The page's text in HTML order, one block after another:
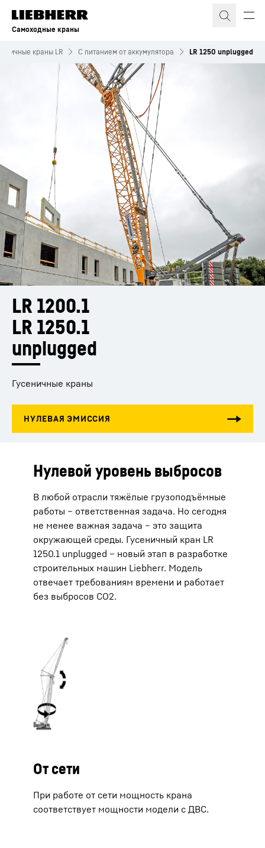
Самоходные краны
краны LR C питанием от аккумулятора LR 1250 unplugged
LR 1200.1
LR 1250.1
unplugged
Гусеничные краны
Нулевой уровень выбросов
В любой отрасли тяжёлые грузоподъёмные
работы – ответственная задача. Но сегодня
не менее важная задача – это защита
окружающей среды. Гусеничный кран LR
1250.1 unplugged – новый этап в разработке
строительных машин Liebherr. Модель
отвечает требованиям времени и работает
без выбросов CO2.
От сети
При работе от сети мощность крана
соответствует мощности модели с ДВС.